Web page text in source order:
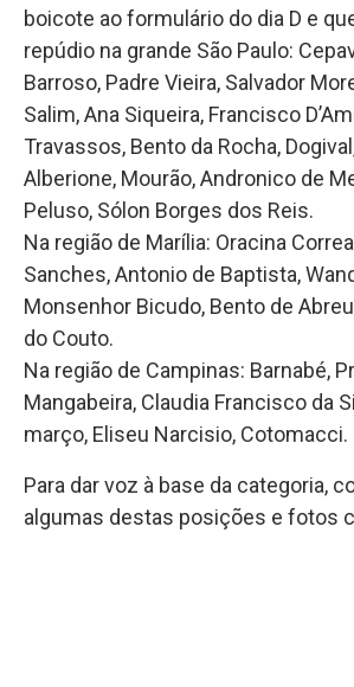
boicote ao formulário do dia D e
repúdio na grande São Paulo:
Barroso, Padre Vieira, Salvador
Salim, Ana Siqueira, Francisco
Travassos, Bento da Rocha,
Alberione, Mourão, Andronico de
Peluso, Sólon Borges dos Reis.
Na região de Marília: Oracina
Sanches, Antonio de Baptista,
Monsenhor Bicudo, Bento de
do Couto.
Na região de Campinas: Barnabé,
Mangabeira, Claudia Francisco da
março, Eliseu Narcisio, Cotomacci.
Para dar voz à base da categoria,
algumas destas posições e fotos